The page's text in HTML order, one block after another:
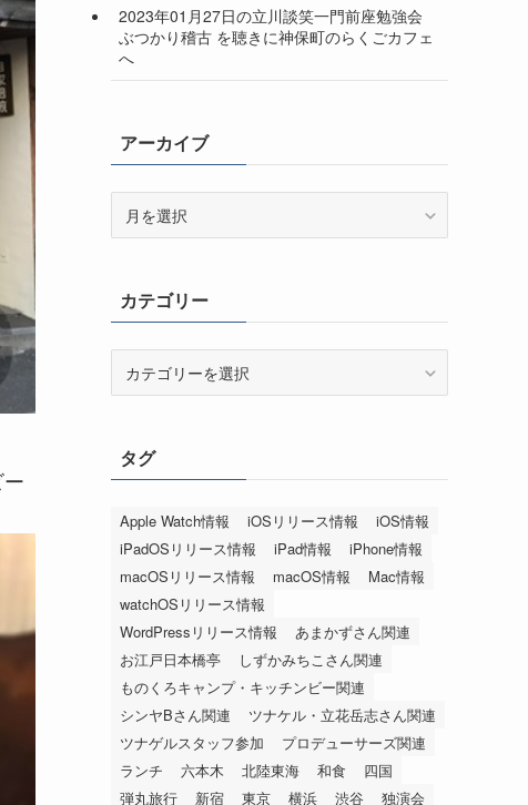
2023年01月27日の立川談笑一門前座勉強会
ぶつかり稽古 を聴きに神保町のらくごカフェ
へ
アーカイブ
ブカテゴリー
ータグ
Apple Watch情報 iOSリリース情報
iOS情報
iPadOSリリース情報
iPad情報
iPhone情報
macOSリリース情報
macOS情報
Mac情報
watchOSリリース情報
WordPressリリース情報
あまかずさん関連
お江戸日本橋亭
しずかみちこさん関連
ものくろキャンプ・キッチンビー関連
シンヤBさん関連
ツナケル・立花岳志さん関連
ツナゲルスタッフ参加
プロデューサーズ関連
ランチ
六本木 北陸東海 和食
四国
弾丸旅行
新宿 東京 横浜 渋谷 独演会